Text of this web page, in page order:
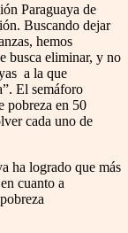
Paraguaya de
Buscando dejar
hemos
busca eliminar, y no
a la que
El semáforo
pobreza en 50
cada uno de
ha logrado que más
cuanto a